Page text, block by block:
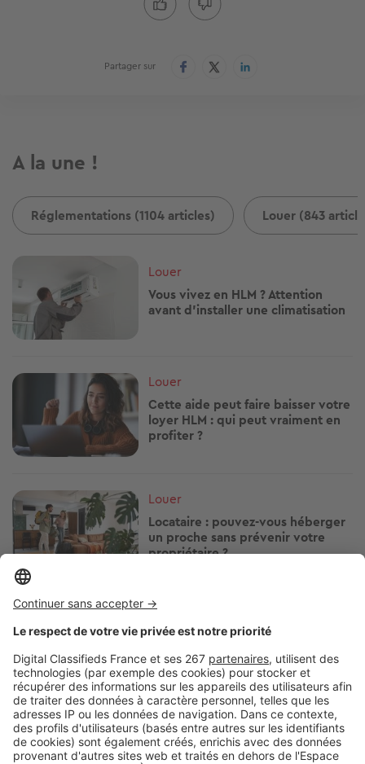
Partager sur
A la une !
Réglementations (1104 articles) Louer (843
Louer
Vous vivez en HLM ? Attention
avant d'installer une climatisation
Image
Louer
Cette aide peut faire baisser votre
loyer HLM : qui peut vraiment en
profiter ?
Image
Louer
Locataire : pouvez-vous héberger
un proche sans prévenir votre
propriétaire ?
Image
APL, ALF, ALS… Quelle aide au
logement pouvez-vous réellement
toucher ?
Image
Louer
Propriétaires : voici ce que les